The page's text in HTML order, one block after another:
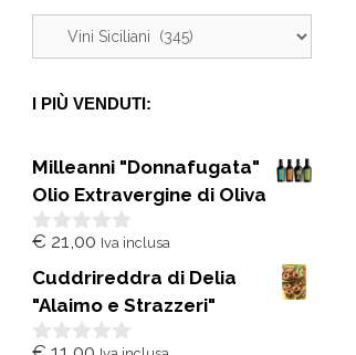
I PIÙ VENDUTI:
Milleanni "Donnafugata"
Olio Extravergine di Oliva
0
u
5
€ 21,00 Iva inclusa
Cuddrireddra di Delia
"Alaimo e Strazzeri"